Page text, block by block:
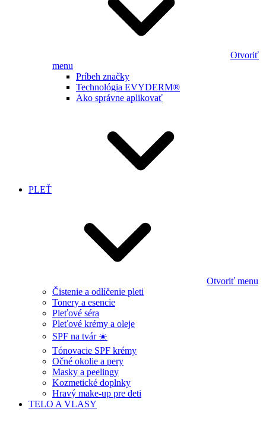
Otvoriť
menu
Príbeh značky
Technológia EVYDERM®
Ako správne aplikovať
PLEŤ
Otvoriť menu
Čistenie a odlíčenie pleti
Tonery a esencie
Pleťové séra
Pleťové krémy a oleje
SPF na tvár ☀️
Tónovacie SPF krémy
Očné okolie a pery
Masky a peelingy
Kozmetické doplnky
Hravý make-up pre deti
TELO A VLASY